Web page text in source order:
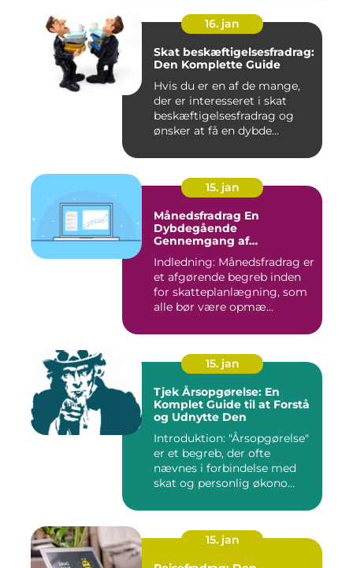
16. jan
Skat beskæftigelsesfradrag:
Den Komplette Guide
Hvis du er en af de mange,
der er interesseret i skat
beskæftigelsesfradrag og
ønsker at få en dybde...
15. jan
Månedsfradrag En
Dybdegående
Gennemgang af
Indledning: Månedsfradrag er
et afgørende begreb inden
for skatteplanlægning, som
alle bør være opmæ...
15. jan
Tjek Årsopgørelse: En
Komplet Guide til at Forstå
og Udnytte Den
Introduktion: "Årsopgørelse"
er et begreb, der ofte
nævnes i forbindelse med
skat og personlig økono...
15. jan